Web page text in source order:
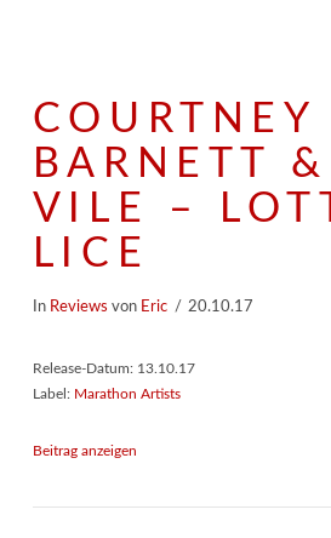
COURTNEY
BARNETT &
VILE –
LICE
In Reviews von Eric 20.10.17
Release-Datum: 13.10.17
Label: Marathon Artists
Beitrag anzeigen